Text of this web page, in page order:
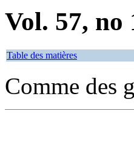
Vol. 57, no
Table des matières
Comme des